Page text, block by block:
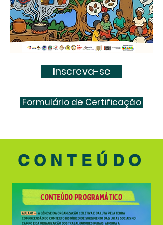
Inscreva-se
Formulário de Certificação
CONTEÚDO